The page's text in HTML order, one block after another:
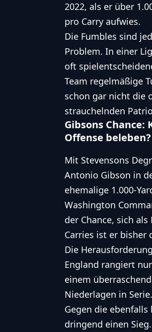
2022, als er über
pro Carry aufwies.
Die Fumbles sind
Problem. In einer
oft
Team regelmäßige
schon gar nicht die
strauchelnden
Gibsons Chance:
Offense beleben?
Mit Stevensons
Antonio Gibson in
ehemalige 1.000-
Washington
der Chance, sich
Carries ist er bisher
Die
England rangiert
einem
Niederlagen in Serie.
Gegen die
dringend einen